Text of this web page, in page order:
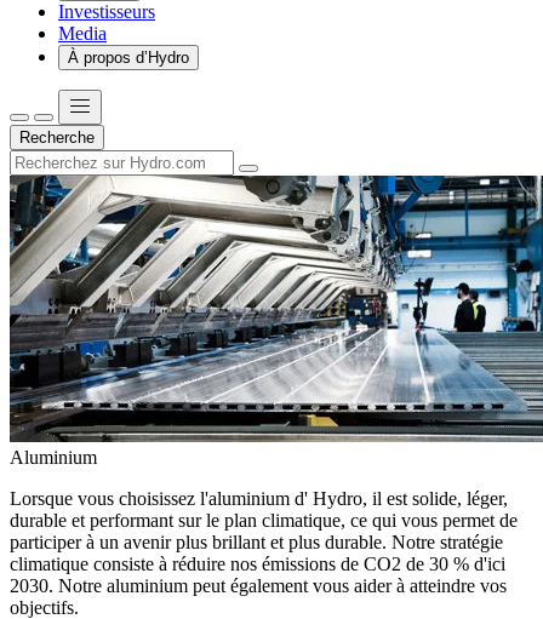
Investisseurs
Media
À propos d’Hydro
Recherche
Aluminium
Lorsque vous choisissez l'aluminium d' Hydro, il est solide, léger,
durable et performant sur le plan climatique, ce qui vous permet de
participer à un avenir plus brillant et plus durable. Notre stratégie
climatique consiste à réduire nos émissions de CO2 de 30 % d'ici
2030. Notre aluminium peut également vous aider à atteindre vos
objectifs.